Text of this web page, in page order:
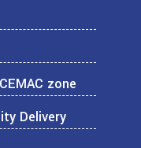
zone
Delivery